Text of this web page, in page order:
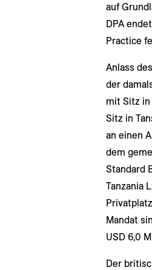
auf
DPA
Practice
Anlass
der
mit Sitz in
Sitz in
an einen
dem
Standard
Tanzania
Mandat
USD 6,0
Der